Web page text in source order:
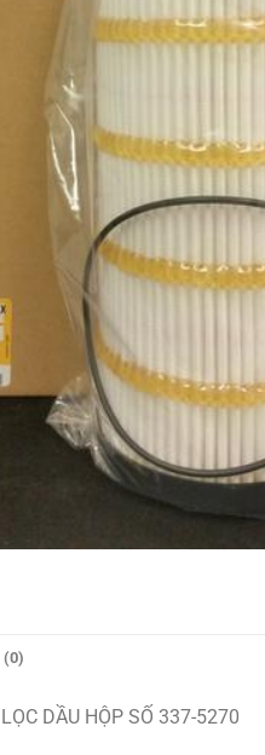
(0)
DẦU HỘP SỐ 337-5270